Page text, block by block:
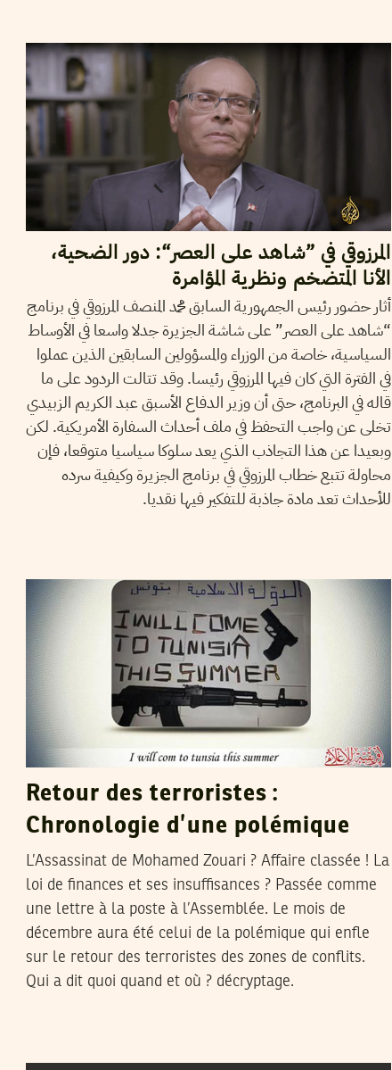
المرزوقي في ”شاهد على العصر“: دور الضحية،
الأنا المتضخم ونظرية المؤامرة
أثار حضور رئيس الجمهورية السابق محمد المنصف المرزوقي في برنامج
“شاهد على العصر” على شاشة الجزيرة جدلا واسعا في الأوساط
السياسية، خاصة من الوزراء والمسؤولين السابقين الذين عملوا
في الفترة التي كان فيها المرزوقي رئيسا. وقد تتالت الردود على ما
قاله في البرنامج، حتى أن وزير الدفاع الأسبق عبد الكريم الزبيدي
تخلى عن واجب التحفظ في ملف أحداث السفارة الأمريكية. لكن
وبعيدا عن هذا التجاذب الذي يعد سلوكا سياسيا متوقعا، فإن
محاولة تتبع خطاب المرزوقي في برنامج الجزيرة وكيفية سرده
للأحداث تعد مادة جاذبة للتفكير فيها نقديا.
Retour des terroristes :
Chronologie d’une polémique
L’Assassinat de Mohamed Zouari ? Affaire classée ! La
loi de finances et ses insuffisances ? Passée comme
une lettre à la poste à l’Assemblée. Le mois de
décembre aura été celui de la polémique qui enfle
sur le retour des terroristes des zones de conflits.
Qui a dit quoi quand et où ? décryptage.